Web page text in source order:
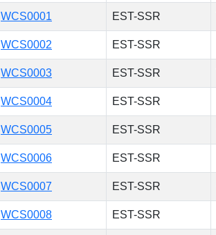
WCS0001 EST-SSR
WCS0002 EST-SSR
WCS0003 EST-SSR
WCS0004 EST-SSR
WCS0005 EST-SSR
WCS0006 EST-SSR
WCS0007 EST-SSR
WCS0008 EST-SSR